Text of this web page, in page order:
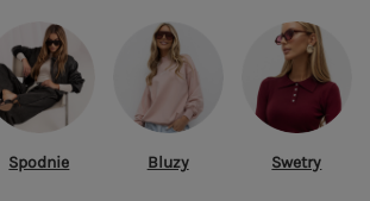
Spodnie Bluzy Swetry